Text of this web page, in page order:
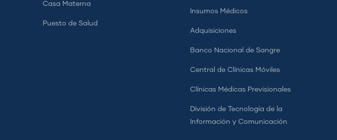
Casa Materna
Puesto de Salud
Insumos Médicos
Adquisiciones
Banco Nacional de Sangre
Central de Clínicas Móviles
Clínicas Médicas Previsionales
División de Tecnología de la
Información y Comunicación